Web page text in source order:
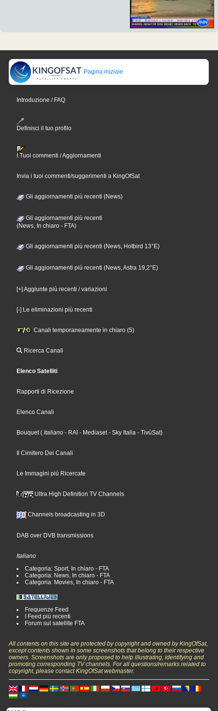
Pagina iniziale
Introduzione / FAQ
Definisci il tuo profilo
I Tuoi commenti / Aggiornamenti
Invia i tuoi commenti/suggerimenti a KingOfSat
Gli aggiornamenti più recenti (News)
Gli aggiornamenti più recenti
(News, In chiaro - FTA)
Gli aggiornamenti più recenti (News, Hotbird 13°E)
Gli aggiornamenti più recenti (News, Astra 19,2°E)
[+] Aggiunte più recenti / variazioni
[-] Le eliminazioni più recenti
Canali temporaneamente in chiaro (5)
Ricerca Canali
Elenco Satelliti
Rapporti di Ricezione
Elenco Canali
Bouquet ( Italiano - RAI - Mediaset - Sky Italia - TivùSat)
Il Cimitero Dei Canali
Le Immagini più Ricercate
Ultra High Definition TV Channels
Channels broadcasting in 3D
DAB over DVB transmissions
Italiano
Categoria: Sport, In chiaro - FTA
Categoria: News, In chiaro - FTA
Categoria: Movies, In chiaro - FTA
Frequenze Feed
I Feed più recenti
Forum sul satellite FTA
All contents on this site are protected by copyright and owned by KingOfSat,
except contents shown in some screenshots that belong to their respective
owners. Screenshots are only proposed to help illustrating, identifying and
promoting corresponding TV channels. For all questions/remarks related to
copyright, please contact KingOfSat webmaster.